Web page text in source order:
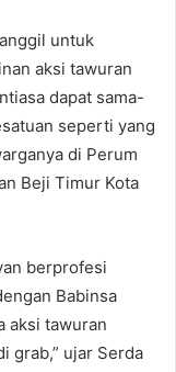
untuk
aksi tawuran
dapat sama-
seperti yang
di Perum
Beji Timur Kota
berprofesi
Babinsa
aksi tawuran
grab,” ujar Serda